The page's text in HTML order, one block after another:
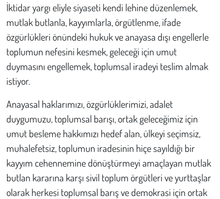
İktidar yargı eliyle siyaseti kendi lehine düzenlemek,
mutlak butlanla, kayyımlarla, örgütlenme, ifade
özgürlükleri önündeki hukuk ve anayasa dışı engellerle
toplumun nefesini kesmek, geleceği için umut
duymasını engellemek, toplumsal iradeyi teslim almak
istiyor.
Anayasal haklarımızı, özgürlüklerimizi, adalet
duygumuzu, toplumsal barışı, ortak geleceğimiz için
umut besleme hakkımızı hedef alan, ülkeyi seçimsiz,
muhalefetsiz, toplumun iradesinin hiçe sayıldığı bir
kayyım cehennemine dönüştürmeyi amaçlayan mutlak
butlan kararına karşı sivil toplum örgütleri ve yurttaşlar
olarak herkesi toplumsal barış ve demokrasi için ortak